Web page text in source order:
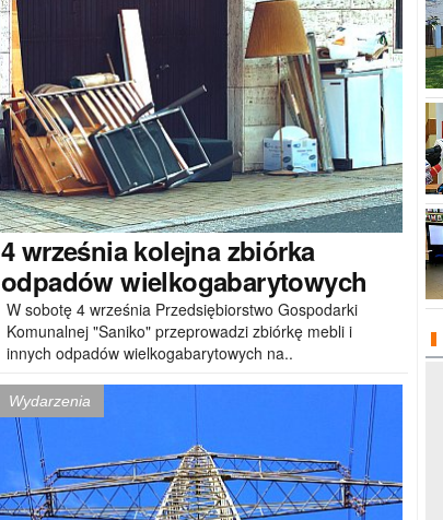
4września kolejna zbiórka
odpadów wielkogabarytowych
W sobotę 4 września Przedsiębiorstwo Gospodarki
Komunalnej "Saniko" przeprowadzi zbiórkę mebli i
innych odpadów wielkogabarytowych na..
Wydarzenia